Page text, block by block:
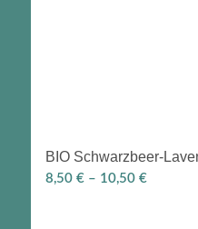
BIO Schwarzbeer-
8,50 €– 10,50 €